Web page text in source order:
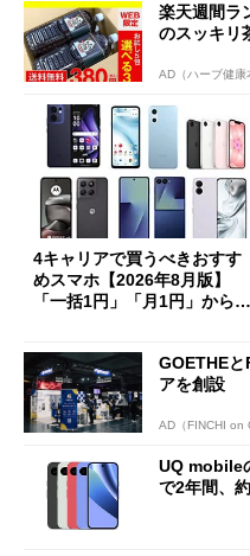
楽天週間ラ
のスッキリ
AD（ハーブ健康
4キャリアで買うべきおすす
めスマホ【2026年8月版】
「一括1円」「月1円」からお
GOETHEと
アを創設
AD（FINCHI on
UQ mobile
で2年間、